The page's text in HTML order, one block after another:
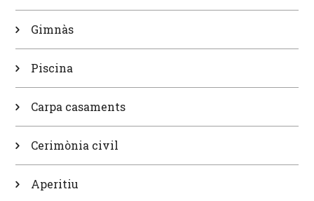
Gimnàs
Piscina
Carpa casaments
Cerimònia civil
Aperitiu